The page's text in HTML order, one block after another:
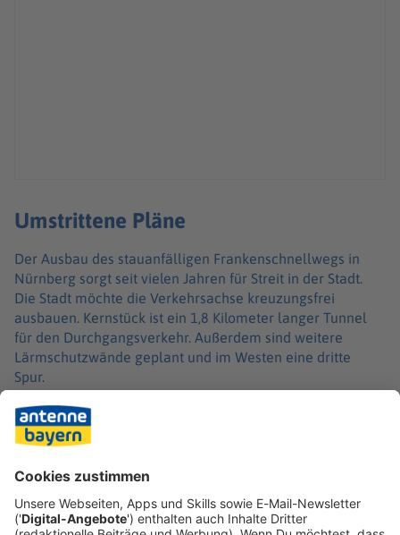
Umstrittene Pläne
Der Ausbau des stauanfälligen Frankenschnellwegs in
Nürnberg sorgt seit vielen Jahren für Streit in der Stadt.
Die Stadt möchte die Verkehrsachse kreuzungsfrei
ausbauen. Kernstück ist ein 1,8 Kilometer langer Tunnel
für den Durchgangsverkehr. Außerdem sind weitere
Lärmschutzwände geplant und im Westen eine dritte
Spur.
Die Gegner halten das Bauprojekt dagegen für zu teuer
und für zu kurz gedacht. Aus ihrer Sicht wird es das
Stauproblem nicht lösen, sondern noch mehr Verkehr - vor
allem Lastwagen - auf die Strecke ziehen.